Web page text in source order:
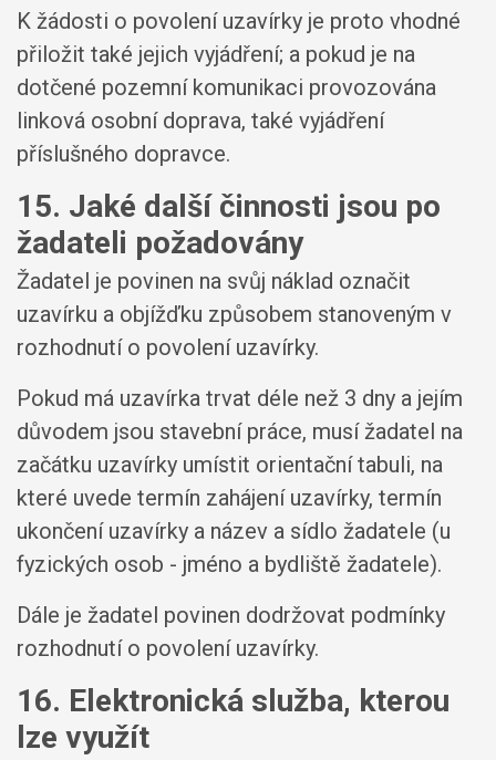
K žádosti o povolení uzavírky je proto vhodné
přiložit také jejich vyjádření; a pokud je na
dotčené pozemní komunikaci provozována
linková osobní doprava, také vyjádření
příslušného dopravce.
15. Jaké další činnosti jsou po
žadateli požadovány
Žadatel je povinen na svůj náklad označit
uzavírku a objížďku způsobem stanoveným v
rozhodnutí o povolení uzavírky.
Pokud má uzavírka trvat déle než 3 dny a jejím
důvodem jsou stavební práce, musí žadatel na
začátku uzavírky umístit orientační tabuli, na
které uvede termín zahájení uzavírky, termín
ukončení uzavírky a název a sídlo žadatele (u
fyzických osob - jméno a bydliště žadatele).
Dále je žadatel povinen dodržovat podmínky
rozhodnutí o povolení uzavírky.
16. Elektronická služba, kterou
lze využít